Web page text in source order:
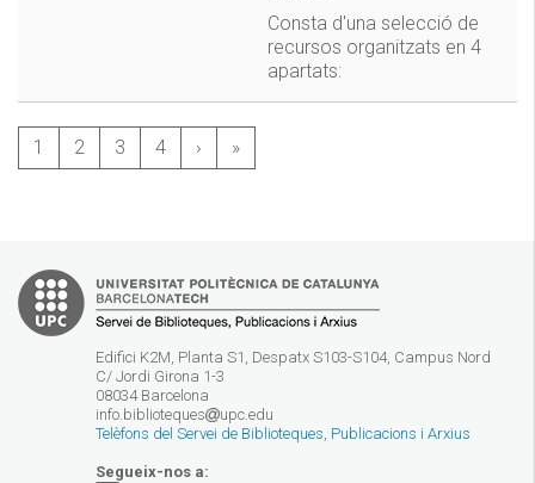
Consta d'una selecció de
recursos organitzats en 4
apartats:
1 2 3 4 › »
Edifici K2M, Planta S1, Despatx S103-S104, Campus Nord
C/ Jordi Girona 1-3
08034 Barcelona
info.biblioteques
upc.edu
Telèfons del Servei de Biblioteques, Publicacions i Arxius
Segueix-nos a: